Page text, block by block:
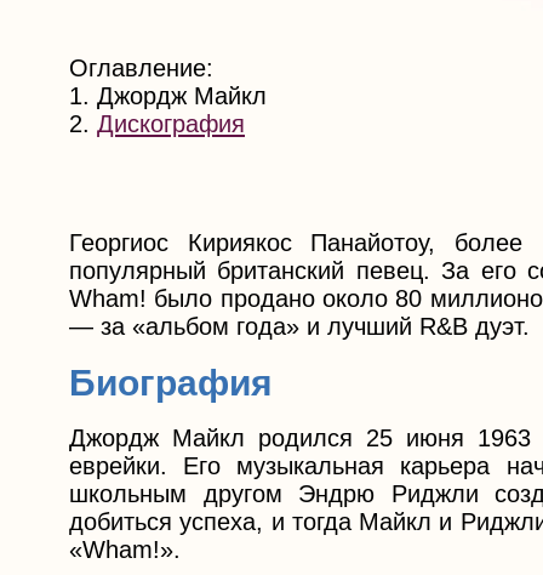
Оглавление:
1. Джордж Майкл
2. Дискография
Георгиос Кириякос Панайотоу,
популярный британский певец. За его
Wham! было продано около 80
— за «альбом года» и лучший R&B дуэт.
Биография
Джордж Майкл родился 25 июня 1963
еврейки. Его музыкальная карьера
школьным другом Эндрю Риджли
добиться успеха, и тогда Майкл и
«Wham!».